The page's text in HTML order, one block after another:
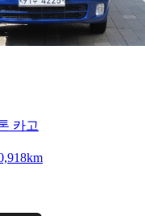
카고